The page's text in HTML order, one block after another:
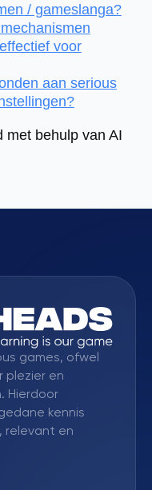
/ gameslanga?
voor
aan serious
met behulp van AI
games, ofwel
plezier en
Hierdoor
kennis
relevant en